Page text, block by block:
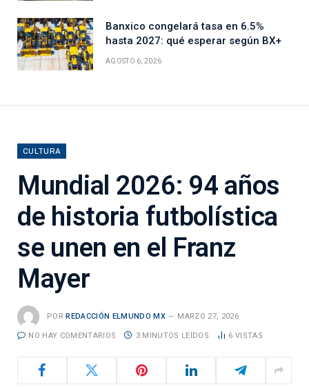
Banxico congelará tasa en 6.5%
hasta 2027: qué esperar según BX+
AGOSTO 6, 2026
CULTURA
Mundial 2026: 94 años
de historia futbolística
se unen en el Franz
Mayer
POR REDACCIÓN ELMUNDO MX MARZO 27, 2026
NO HAY COMENTARIOS 3 MINUTOS LEÍDOS 6 VISTAS